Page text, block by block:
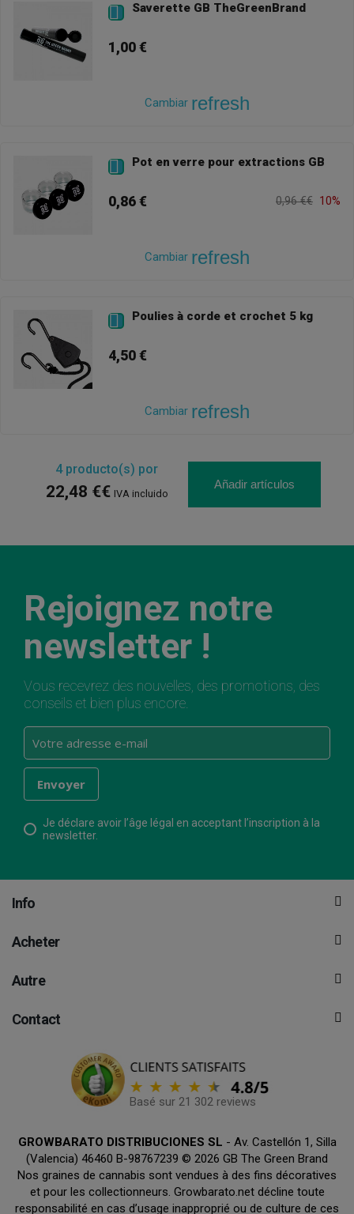
 Saverette GB TheGreenBrand
1,00 €
Cambiar refresh
 Pot en verre pour extractions GB
0,86 € 0,96 €€ 10%
Cambiar refresh
 Poulies à corde et crochet 5 kg
4,50 €
Cambiar refresh
4producto(s) por
22,48 €€ IVA incluido
Añadir artículos
Rejoignez notre
newsletter !
Vous recevrez des nouvelles, des promotions, des
conseils et bien plus encore.
Je déclare avoir l’âge légal en acceptant l’inscription à la
newsletter.
Info
Acheter
Autre
Contact
Basé sur 21 302 reviews
GROWBARATO DISTRIBUCIONES SL - Av. Castellón 1, Silla
(Valencia) 46460 B-98767239 © 2026 GB The Green Brand
Nos graines de cannabis sont vendues à des fins décoratives
et pour les collectionneurs. Growbarato.net décline toute
responsabilité en cas d’usage inapproprié ou de culture de ces